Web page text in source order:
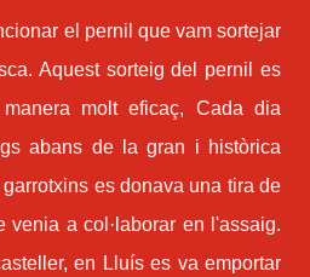
el pernil que vam sortejar
Aquest sorteig del pernil es
molt eficaç, Cada dia
abans de la gran i històrica
es donava una tira de
venia a col·laborar en l'assaig.
en Lluís es va emportar